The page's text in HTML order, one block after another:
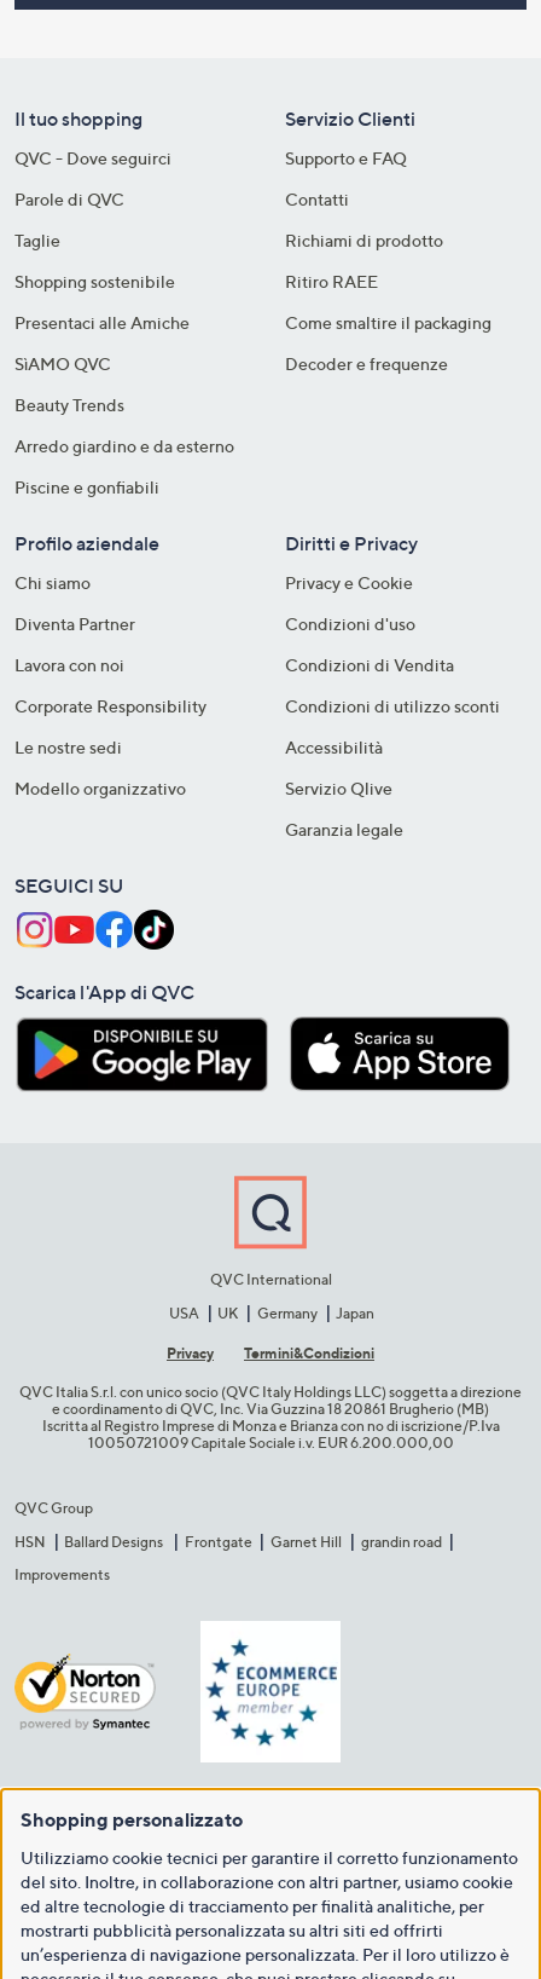
Il tuo shopping
QVC - Dove seguirci
Parole di QVC
Taglie
Shopping sostenibile​
Presentaci alle Amiche
SìAMO QVC
Beauty Trends
Arredo giardino e da esterno
Piscine e gonfiabili
Servizio Clienti
Supporto e FAQ
Contatti
Richiami di prodotto
Ritiro RAEE
Come smaltire il packaging​
Decoder e frequenze​
Profilo aziendale
Chi siamo
Diventa Partner
Lavora con noi
Corporate Responsibility
Le nostre sedi
Modello organizzativo
Diritti e Privacy
Privacy e Cookie
Condizioni d'uso
Condizioni di Vendita
Condizioni di utilizzo sconti
Accessibilità
Servizio Qlive
Garanzia legale
SEGUICI SU
Scarica l'App di QVC
QVC International
USA
UK Germany Japan
Privacy Termini&C​ondizioni
QVC Italia S.r.l. con unico socio (QVC Italy Holdings LLC) soggetta a direzione
e coordinamento di QVC, Inc. Via Guzzina 18 20861 Brugherio (MB)​
Iscritta al Registro Imprese di Monza e Brianza con no di iscrizione/P.Iva
10050721009 Capitale Sociale i.v. EUR 6.200.000,00​
QVC Group
HSN
Ballard Designs Frontgate Garnet Hill
grandin road
Improvements
Shopping personalizzato
Utilizziamo cookie tecnici per garantire il corretto funzionamento
del sito. Inoltre, in collaborazione con altri partner, usiamo cookie
ed altre tecnologie di tracciamento per finalità analitiche, per
mostrarti pubblicità personalizzata su altri siti ed offrirti
un’esperienza di navigazione personalizzata. Per il loro utilizzo è